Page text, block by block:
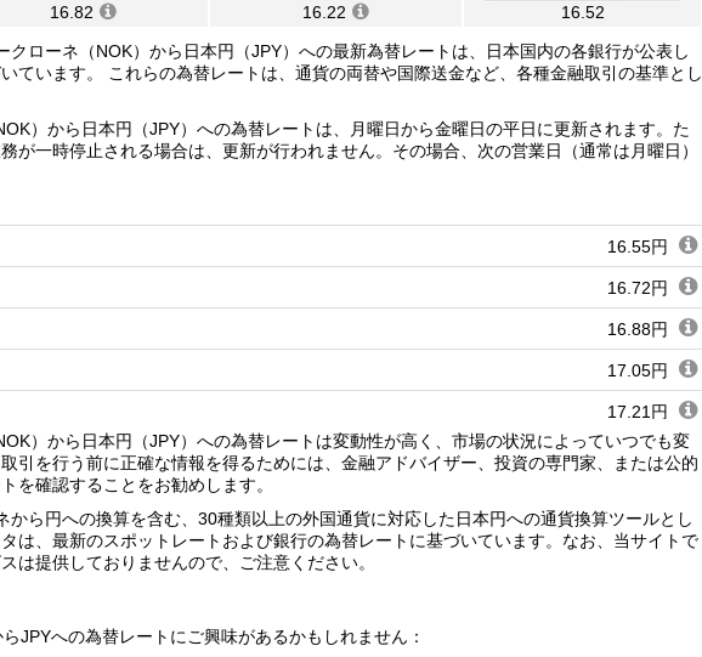
16.82
16.22
16.52
クローネ（NOK）から日本円（JPY）への最新為替レートは、日本国内の各銀行が公表し
ています。 これらの為替レートは、通貨の両替や国際送金など、各種金融取引の基準とし
）から日本円（JPY）への為替レートは、月曜日から金曜日の平日に更新されます。た
が一時停止される場合は、更新が行われません。その場合、次の営業日（通常は月曜日）
16.55円
16.72円
16.88円
17.05円
17.21円
17.38円
17.71円
）から日本円（JPY）への為替レートは変動性が高く、市場の状況によっていつでも変
引を行う前に正確な情報を得るためには、金融アドバイザー、投資の専門家、または公的
を確認することをお勧めします。
から円への換算を含む、30種類以上の外国通貨に対応した日本円への通貨換算ツールとし
は、最新のスポットレートおよび銀行の為替レートに基づいています。なお、当サイトで
は提供しておりませんので、ご注意ください。
JPYへの為替レートにご興味があるかもしれません：